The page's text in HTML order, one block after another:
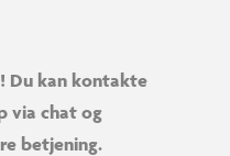
Du kan kontakte
via chat og
betjening.